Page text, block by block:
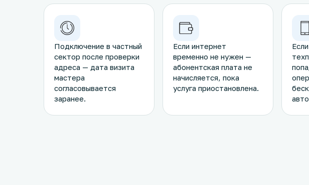
Подключение в частный
сектор после проверки
адреса — дата визита
мастера
согласовывается
заранее.
Если интернет
временно не нужен —
абонентская плата не
начисляется, пока
услуга приостановлена.